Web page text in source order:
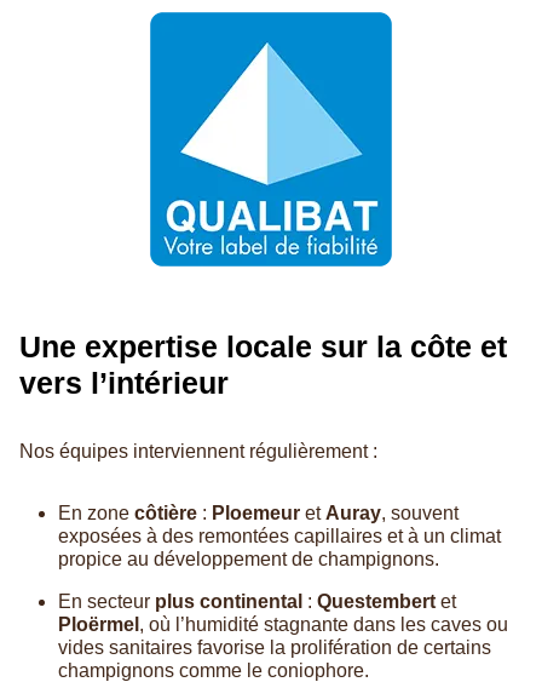
Une expertise locale sur la côte et
vers l’intérieur
Nos équipes interviennent régulièrement :
En zone côtière : Ploemeur et Auray, souvent
exposées à des remontées capillaires et à un climat
propice au développement de champignons.
En secteur plus continental : Questembert et
Ploërmel , où l’humidité stagnante dans les caves ou
vides sanitaires favorise la prolifération de certains
champignons comme le coniophore.